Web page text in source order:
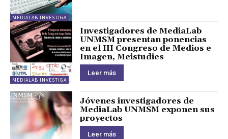
MEDIALAB INVESTIGA
MEDIALAB INVESTIGA
Investigadores de MediaLab
UNMSM presentan ponencias
en el III Congreso de Medios e
Imagen, Meistudies
Leer más
Jóvenes investigadores de
MediaLab UNMSM exponen sus
proyectos
Leer más